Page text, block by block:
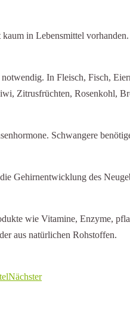
in Lebensmittel
In Fleisch, Fisch,
Zitrusfrüchten, Rosenkohl,
Schwangere
Gehirnentwicklung des
wie Vitamine, Enzyme,
aus natürlichen Rohstoffen.
Nächster